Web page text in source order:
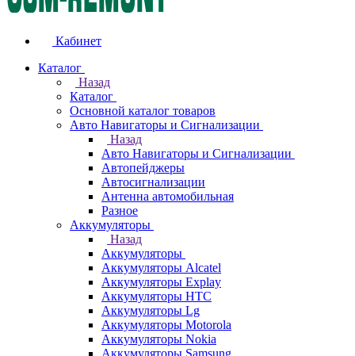
Кабинет
Каталог
Назад
Каталог
Основной каталог товаров
Авто Навигаторы и Сигнализации
Назад
Авто Навигаторы и Сигнализации
Автопейджеры
Автосигнализации
Антенна автомобильная
Разное
Аккумуляторы
Назад
Аккумуляторы
Аккумуляторы Alcatel
Аккумуляторы Explay
Аккумуляторы HTC
Аккумуляторы Lg
Аккумуляторы Motorola
Аккумуляторы Nokia
Аккумуляторы Samsung